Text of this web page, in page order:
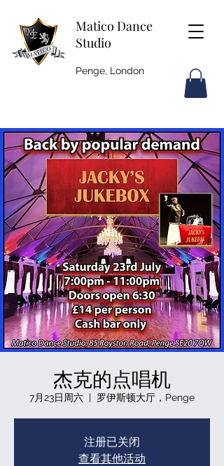
Matico Dance
Studio
Penge, London
杰克的点唱机
7月23日周六
  |
罗伊斯顿大厅，Penge
注册已关闭
查看其他活动